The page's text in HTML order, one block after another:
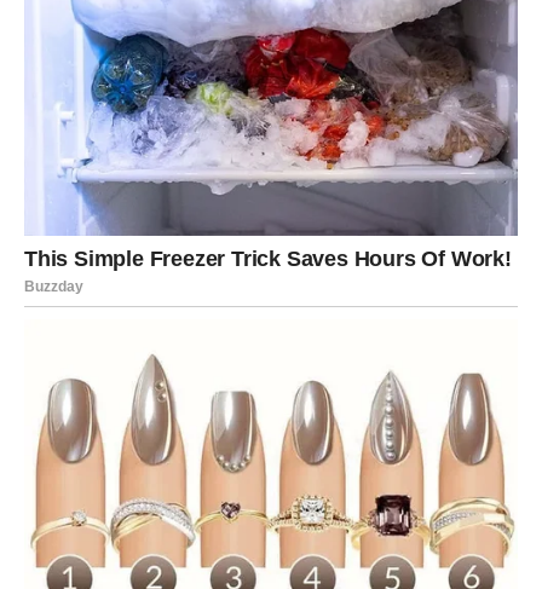
Bikovima dolazi jedna od finansijski stabilnijih sedmica u
poslednje vreme. Ono što je bilo neizvesno polako dolazi
na svoje mesto.
Moguća je isplata novca koji kasni ili povraćaj sredstava
koje ste već skoro otpisali. Mnogi Bikovi će konačno
odahnuti jer će uspeti da zatvore jedan važan finansijski
problem.
Nadređeni bi mogli da vam ukažu poverenje ili vam
prilike zadatak koji kasnije vodi ka napredovanju.
Ako razmišljate o kupovini nečeg skupljeg, sačekajte
nekoliko dana. Krajem perioda mogli biste pronaći mnogo
povoljniju opciju.
Privatni posao može doneti iznenađujuće dobre